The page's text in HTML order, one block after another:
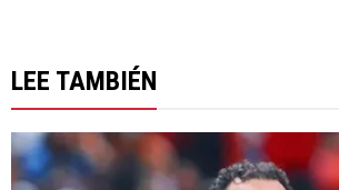
LEE TAMBIÉN